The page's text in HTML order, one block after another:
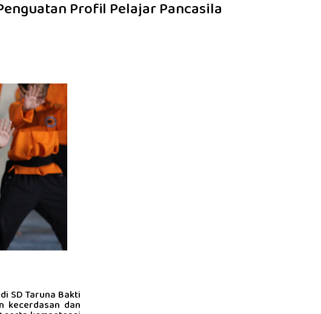
Profil Pelajar Pancasila
SD Taruna Bakti
kecerdasan dan